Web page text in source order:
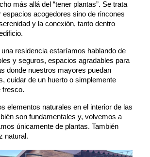
más allá del “tener plantas”. Se trata
espacios acogedores sino de rincones
y la conexión, tanto dentro
una residencia estaríamos hablando de
y seguros, espacios agradables para
donde nuestros mayores puedan
cuidar de un huerto o simplemente
fresco.
elementos naturales en el interior de las
son fundamentales y, volvemos a
únicamente de plantas. También
natural.